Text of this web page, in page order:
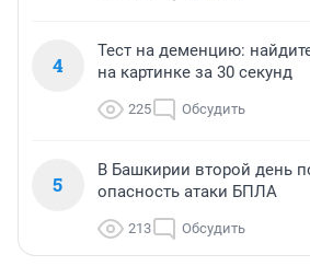
4
Тест на деменцию:
на картинке за 30 секунд
225 Обсудить
5
В Башкирии второй день
опасность атаки БПЛА
213 Обсудить